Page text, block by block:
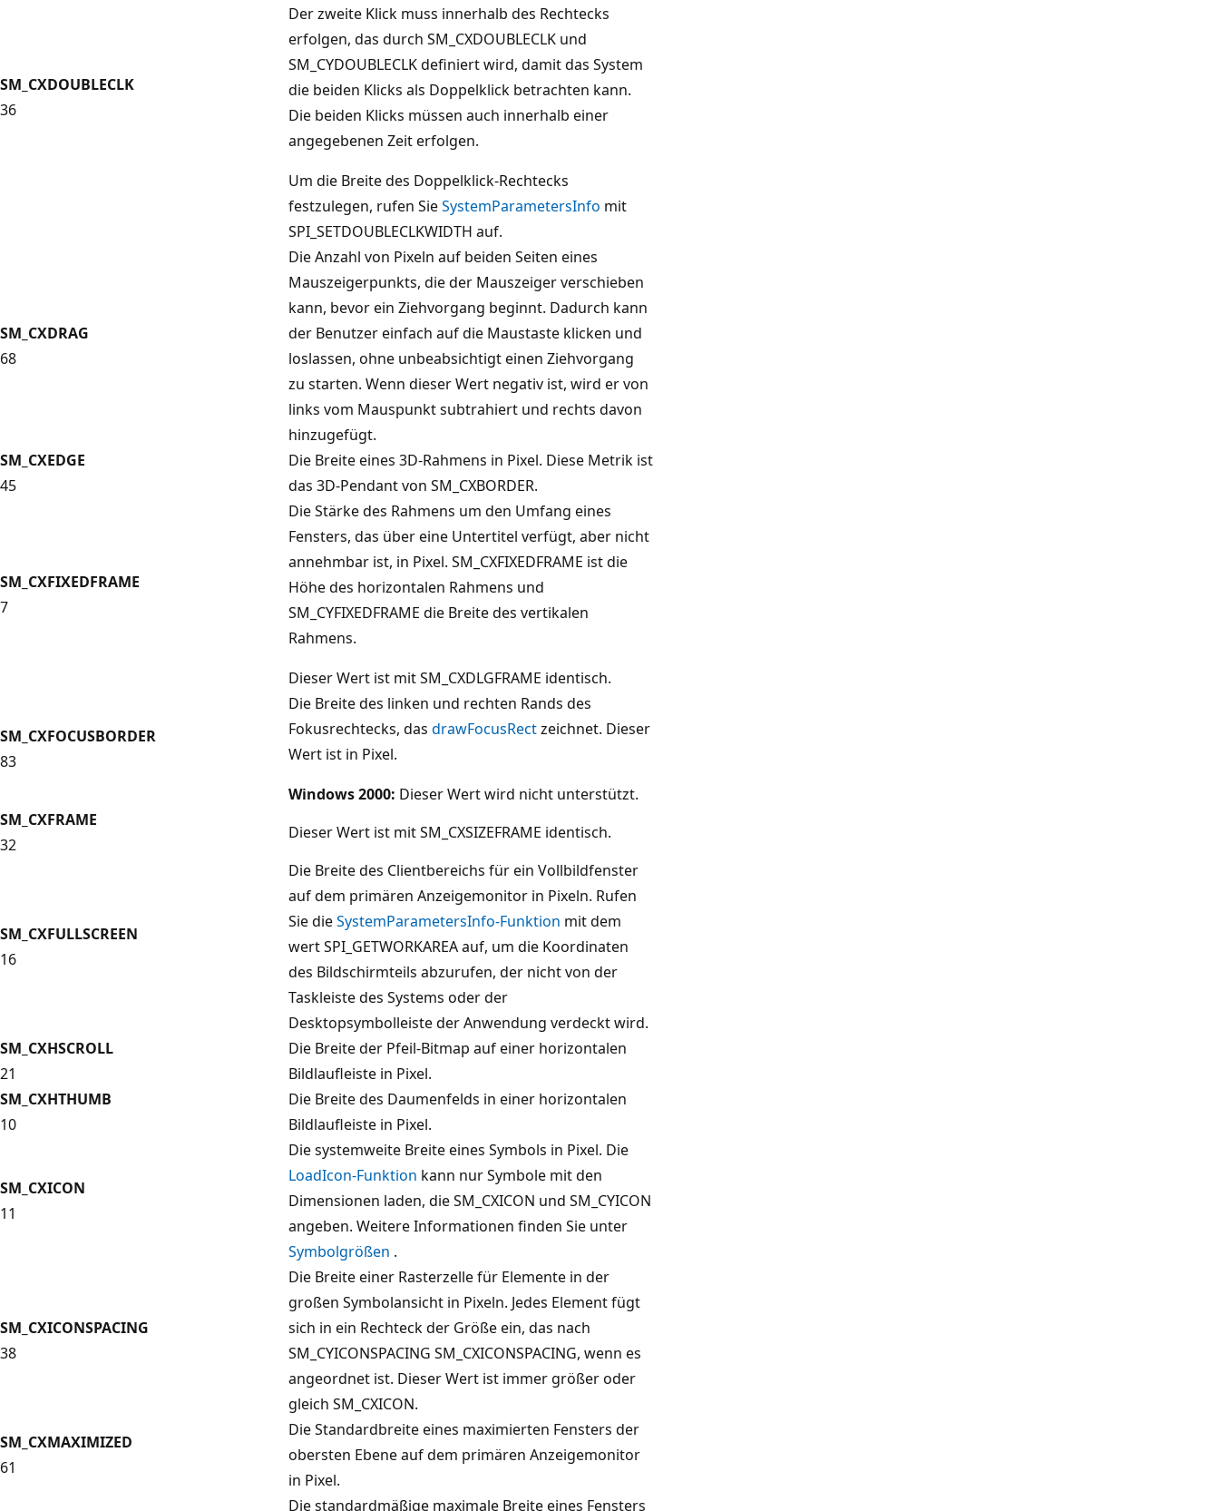
SM_CXDOUBLECLK
36
Der zweite Klick muss innerhalb des Rechtecks
erfolgen, das durch SM_CXDOUBLECLK und
SM_CYDOUBLECLK definiert wird, damit das System
die beiden Klicks als Doppelklick betrachten kann.
Die beiden Klicks müssen auch innerhalb einer
angegebenen Zeit erfolgen.
Um die Breite des Doppelklick-Rechtecks
festzulegen, rufen SieSystemParametersInfo mit
SPI_SETDOUBLECLKWIDTH auf.
SM_CXDRAG
68
Die Anzahl von Pixeln auf beiden Seiten eines
Mauszeigerpunkts, die der Mauszeiger verschieben
kann, bevor ein Ziehvorgang beginnt. Dadurch kann
der Benutzer einfach auf die Maustaste klicken und
loslassen, ohne unbeabsichtigt einen Ziehvorgang
zu starten. Wenn dieser Wert negativ ist, wird er von
links vom Mauspunkt subtrahiert und rechts davon
hinzugefügt.
SM_CXEDGE
45
Die Breite eines 3D-Rahmens in Pixel. Diese Metrik ist
das 3D-Pendant von SM_CXBORDER.
SM_CXFIXEDFRAME
7
Die Stärke des Rahmens um den Umfang eines
Fensters, das über eine Untertitel verfügt, aber nicht
annehmbar ist, in Pixel. SM_CXFIXEDFRAME ist die
Höhe des horizontalen Rahmens und
SM_CYFIXEDFRAME die Breite des vertikalen
Rahmens.
Dieser Wert ist mit SM_CXDLGFRAME identisch.
SM_CXFOCUSBORDER
83
Die Breite des linken und rechten Rands des
Fokusrechtecks, das drawFocusRectzeichnet. Dieser
Wert ist in Pixel.
Windows 2000: Dieser Wert wird nicht unterstützt.
SM_CXFRAME
32
Dieser Wert ist mit SM_CXSIZEFRAME identisch.
SM_CXFULLSCREEN
16
Die Breite des Clientbereichs für ein Vollbildfenster
auf dem primären Anzeigemonitor in Pixeln. Rufen
Sie dieSystemParametersInfo-Funktion mit dem
wert SPI_GETWORKAREA auf, um die Koordinaten
des Bildschirmteils abzurufen, der nicht von der
Taskleiste des Systems oder der
Desktopsymbolleiste der Anwendung verdeckt wird.
SM_CXHSCROLL
21
Die Breite der Pfeil-Bitmap auf einer horizontalen
Bildlaufleiste in Pixel.
SM_CXHTHUMB
10
Die Breite des Daumenfelds in einer horizontalen
Bildlaufleiste in Pixel.
SM_CXICON
11
Die systemweite Breite eines Symbols in Pixel. Die
LoadIcon-Funktion kann nur Symbole mit den
Dimensionen laden, die SM_CXICON und SM_CYICON
angeben. Weitere Informationen finden Sie unter
Symbolgrößen .
SM_CXICONSPACING
38
Die Breite einer Rasterzelle für Elemente in der
großen Symbolansicht in Pixeln. Jedes Element fügt
sich in ein Rechteck der Größe ein, das nach
SM_CYICONSPACING SM_CXICONSPACING, wenn es
angeordnet ist. Dieser Wert ist immer größer oder
gleich SM_CXICON.
SM_CXMAXIMIZED
61
Die Standardbreite eines maximierten Fensters der
obersten Ebene auf dem primären Anzeigemonitor
in Pixel.
Die standardmäßige maximale Breite eines Fensters